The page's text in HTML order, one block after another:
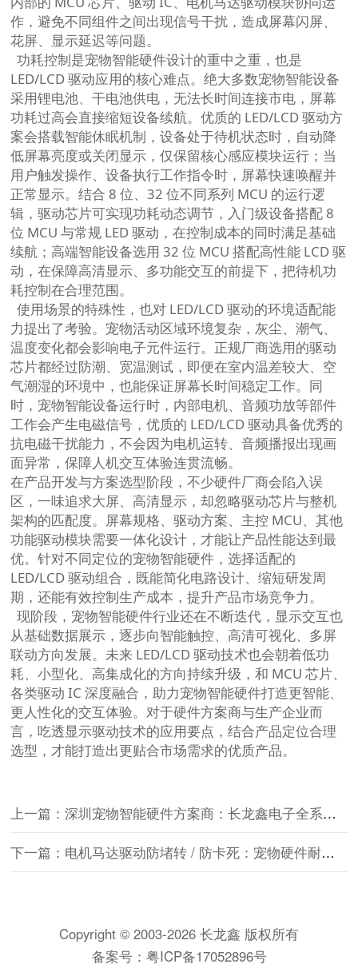
作，避免不同组件之间出现信号干扰，造成屏幕闪屏、
花屏、显示延迟等问题。
功耗控制是宠物智能硬件设计的重中之重，也是
LED/LCD 驱动应用的核心难点。绝大多数宠物智能设备
采用锂电池、干电池供电，无法长时间连接市电，屏幕
功耗过高会直接缩短设备续航。优质的 LED/LCD 驱动方
案会搭载智能休眠机制，设备处于待机状态时，自动降
低屏幕亮度或关闭显示，仅保留核心感应模块运行；当
用户触发操作、设备执行工作指令时，屏幕快速唤醒并
正常显示。结合 8 位、32 位不同系列 MCU 的运行逻
辑，驱动芯片可实现功耗动态调节，入门级设备搭配 8
位 MCU 与常规 LED 驱动，在控制成本的同时满足基础
续航；高端智能设备选用 32 位 MCU 搭配高性能 LCD 驱
动，在保障高清显示、多功能交互的前提下，把待机功
耗控制在合理范围。
使用场景的特殊性，也对 LED/LCD 驱动的环境适配能
力提出了考验。宠物活动区域环境复杂，灰尘、潮气、
温度变化都会影响电子元件运行。正规厂商选用的驱动
芯片都经过防潮、宽温测试，即便在室内温差较大、空
气潮湿的环境中，也能保证屏幕长时间稳定工作。同
时，宠物智能设备运行时，内部电机、音频功放等部件
工作会产生电磁信号，优质的 LED/LCD 驱动具备优秀的
抗电磁干扰能力，不会因为电机运转、音频播报出现画
面异常，保障人机交互体验连贯流畅。
在产品开发与方案选型阶段，不少硬件厂商会陷入误
区，一味追求大屏、高清显示，却忽略驱动芯片与整机
架构的匹配度。屏幕规格、驱动方案、主控 MCU、其他
功能驱动模块需要一体化设计，才能让产品性能达到最
优。针对不同定位的宠物智能硬件，选择适配的
LED/LCD 驱动组合，既能简化电路设计、缩短研发周
期，还能有效控制生产成本，提升产品市场竞争力。
现阶段，宠物智能硬件行业还在不断迭代，显示交互也
从基础数据展示，逐步向智能触控、高清可视化、多屏
联动方向发展。未来 LED/LCD 驱动技术也会朝着低功
耗、小型化、高集成化的方向持续升级，和 MCU 芯片、
各类驱动 IC 深度融合，助力宠物智能硬件打造更智能、
更人性化的交互体验。对于硬件方案商与生产企业而
言，吃透显示驱动技术的应用要点，结合产品定位合理
选型，才能打造出更贴合市场需求的优质产品。
上一篇：深圳宠物智能硬件方案商：长龙鑫电子全系列 MCU 与驱动 IC 选型
下一篇：电机马达驱动防堵转 / 防卡死：宠物硬件耐用性核心
Copyright © 2003-2026 长龙鑫 版权所有
备案号： 粤ICP备17052896号